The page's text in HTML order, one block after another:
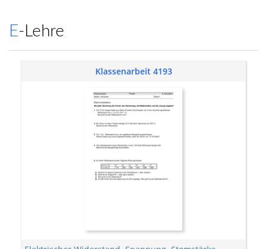
E-Lehre
Klassenarbeit 4193